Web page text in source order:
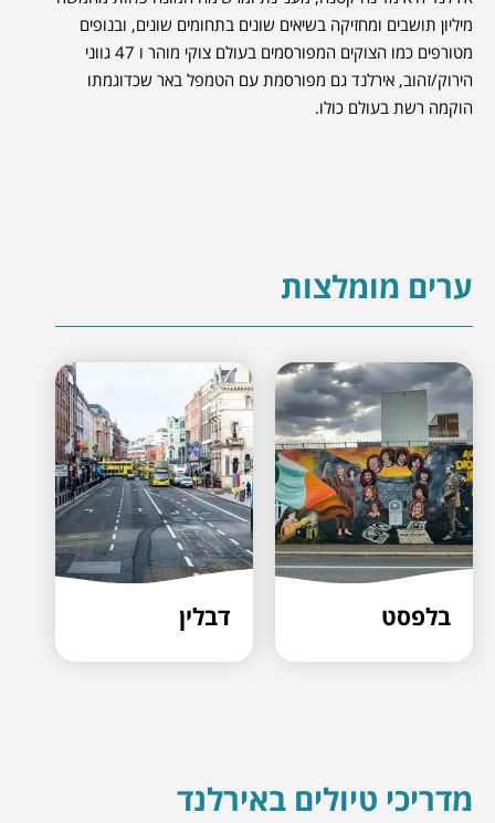
מיליון תושבים ומחזיקה בשיאים שונים בתחומים שונים, ובנופים
מטורפים כמו הצוקים המפורסמים בעולם צוקי מוהר ו 47 גווני
הירוק/זהוב, אירלנד גם מפורסמת עם הטמפל באר שכדוגמתו
הוקמה רשת בעולם כולו.
ערים מומלצות
בלפסט דבלין
מדריכי טיולים באירלנד